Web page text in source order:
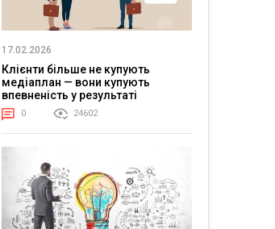
17.02.2026
Клієнти більше не купують
медіаплан — вони купують
впевненість у результаті
0 24602